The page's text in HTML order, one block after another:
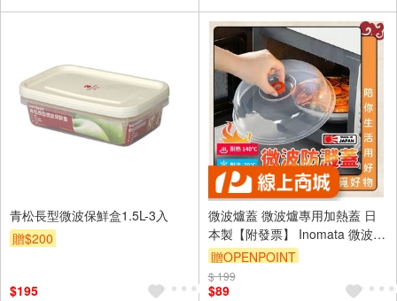
青松長型微波保鮮盒1.5L-3入
贈$200
$195
微波爐蓋 微波爐專用加熱蓋 日
本製【附發票】 Inomata 微波蓋
微波蓋子 微波爐耐熱蓋 微波爐
蓋子 微波蒸蓋
贈OPENPOINT
$ 199
$89